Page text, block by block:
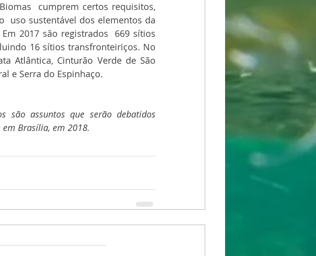
cumprem certos requisitos,
uso sustentável dos elementos da
2017 são registrados  669 sítios
16 sítios transfronteiriços. No
Atlântica, Cinturão Verde de São
e Serra do Espinhaço.
são assuntos que serão debatidos
em Brasília, em 2018.